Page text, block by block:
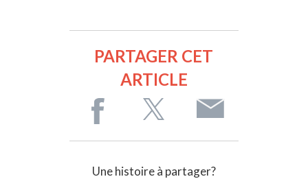
PARTAGER CET
ARTICLE
Une histoire à partager?